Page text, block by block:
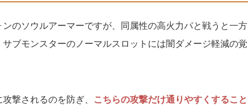
のソウルアーマーですが、同属性の高火力パと戦うと一方
ブモンスターのノーマルスロットには闇ダメージ軽減の覚
撃されるのを防ぎ、 こちらの攻撃だけ通りやすくすること